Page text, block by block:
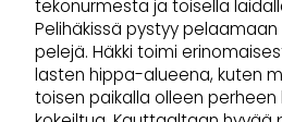
tekonurmesta ja toisella
Pelihäkissä pystyy
pelejä. Häkki toimi
lasten hippa-alueena, kuten
toisen paikalla olleen perheen